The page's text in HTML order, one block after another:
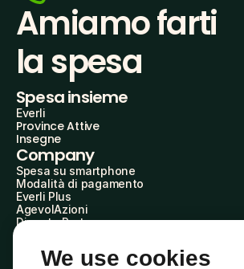
Amiamo farti
la spesa
Spesa insieme
Everli
Province Attive
Insegne
Company
Spesa su smartphone
Modalità di pagamento
Everli Plus
AgevolAzioni
Diventa Partner
Everli Shoppers
About Us
We use cookies